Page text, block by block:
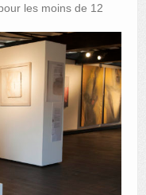
les moins de 12